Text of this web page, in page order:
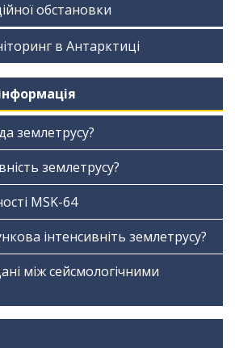
обстановки
в Антарктиці
землетрусу?
землетрусу?
МSK-64
інтенсивніть землетрусу?
між сейсмологічними